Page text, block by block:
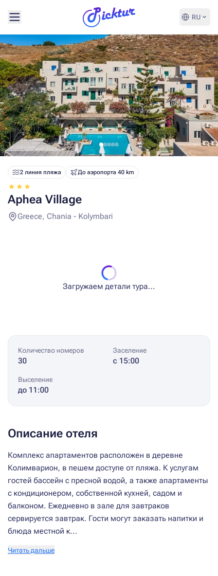
RU
2 линия пляжа До аэропорта 40 km
Aphea Village
Greece, Chania - Kolymbari
Загружаем детали тура...
Количество номеров
30
Заселение
с 15:00
Выселение
до 11:00
Описание отеля
Комплекс апартаментов расположен в деревне
Колимварион, в пешем доступе от пляжа. К услугам
гостей бассейн с пресной водой, а также апартаменты
с кондиционером, собственной кухней, садом и
балконом. Ежедневно в зале для завтраков
сервируется завтрак. Гости могут заказать напитки и
блюда местной к...
Читать дальше